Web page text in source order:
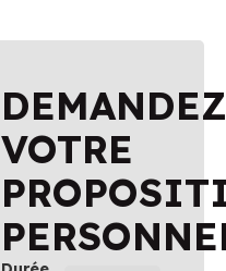
DEMANDEZ
VOTRE